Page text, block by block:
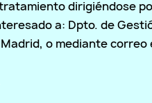
dirigiéndose
a: Dpto. de
o mediante